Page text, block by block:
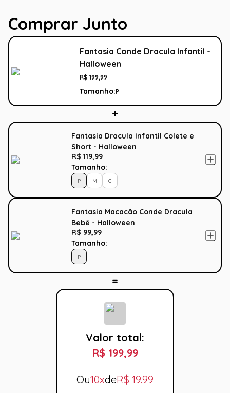
Comprar Junto
Fantasia Conde Dracula Infantil -
Halloween
R$ 199,99
Tamanho:P
Fantasia Dracula Infantil Colete e
Short - Halloween
R$ 119,99
Tamanho:
P M G
Fantasia Macacão Conde Dracula
Bebê - Halloween
R$ 99,99
Tamanho:
P
Valor total:
R$ 199,99
Ou10xdeR$ 19.99